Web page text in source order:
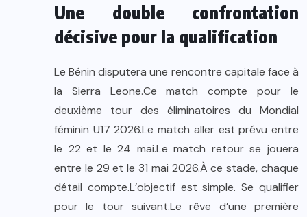
Une double confrontation
décisive pour la qualification
Le Bénin disputera une rencontre capitale face à
la Sierra Leone.Ce match compte pour le
deuxième tour des éliminatoires du Mondial
féminin U17 2026.Le match aller est prévu entre
le 22 et le 24 mai.Le match retour se jouera
entre le 29 et le 31 mai 2026.À ce stade, chaque
détail compte.L’objectif est simple. Se qualifier
pour le tour suivant.Le rêve d’une première